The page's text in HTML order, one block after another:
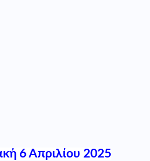
6 Απριλίου 2025